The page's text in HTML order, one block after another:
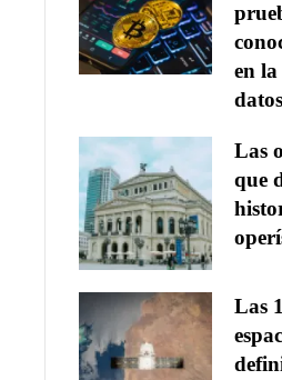
en la
Las
que
Las